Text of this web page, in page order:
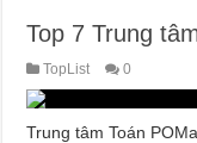
Top 7 Trung
TopList 0
Trung tâm Toán